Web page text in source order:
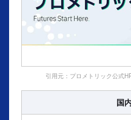
引用元：プロメトリック公式
国